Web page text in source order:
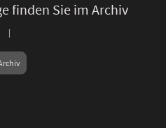
finden Sie im Archiv
|